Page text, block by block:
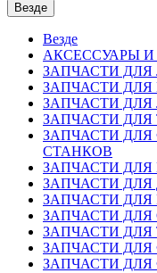
Везде
Везде
АКСЕССУАРЫ
ЗАПЧАСТИ
ЗАПЧАСТИ
ЗАПЧАСТИ
ЗАПЧАСТИ
ЗАПЧАСТИ
СТАНКОВ
ЗАПЧАСТИ
ЗАПЧАСТИ
ЗАПЧАСТИ
ЗАПЧАСТИ
ЗАПЧАСТИ
ЗАПЧАСТИ
ЗАПЧАСТИ